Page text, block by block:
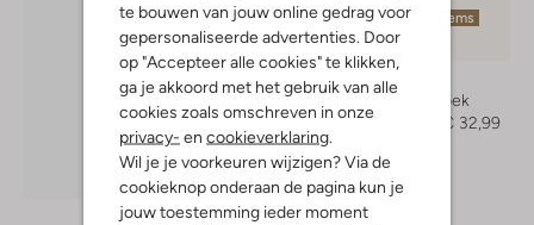
te bouwen van jouw online gedrag voor
gepersonaliseerde advertenties. Door
op "Accepteer alle cookies" te klikken,
ga je akkoord met het gebruik van alle
cookies zoals omschreven in onze
privacy- en cookieverklaring.
Wil je je voorkeuren wijzigen? Via de
cookieknop onderaan de pagina kun je
jouw toestemming ieder moment
Ontdek de look
Laatste items
-50%
Nik & Nik
Korte broek
€ 32,99